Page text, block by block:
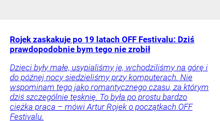
Rojek zaskakuje po 19 latach OFF Festivalu: Dziś
prawdopodobnie bym tego nie zrobił
Dzieci były małe, usypialiśmy je, wchodziliśmy na górę i
do późnej nocy siedzieliśmy przy komputerach. Nie
wspominam tego jako romantycznego czasu, za którym
dziś szczególnie tęsknię. To była po prostu bardzo
ciężka praca – mówi Artur Rojek o początkach OFF
Festivalu.